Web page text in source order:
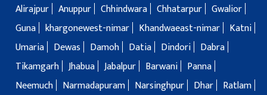
Alirajpur Anuppur Chhindwara Chhatarpur Gwalior
Guna khargonewest-nimar Khandwaeast-nimar
Katni
Umaria
Dewas Damoh Datia Dindori
Dabra
Tikamgarh Jhabua Jabalpur Barwani
Panna
Neemuch
Narmadapuram Narsinghpur Dhar
Ratlam